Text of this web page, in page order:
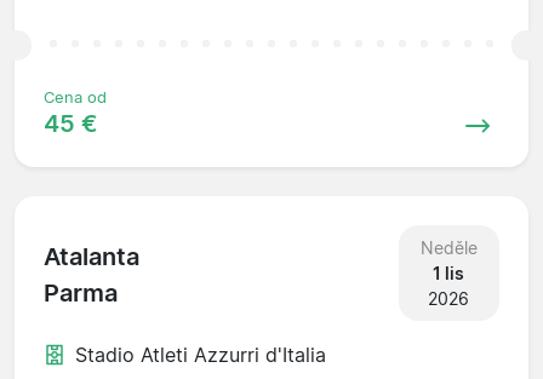
Cena od
45 €
Atalanta
Parma
Neděle
1 lis
2026
Stadio Atleti Azzurri d'Italia